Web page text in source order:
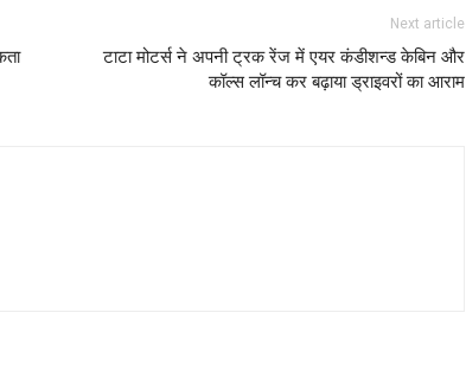
Next article
टाटा मोटर्स ने अपनी ट्रक रेंज में एयर कंडीशन्ड केबिन और
कॉल्स लॉन्च कर बढ़ाया ड्राइवरों का आराम